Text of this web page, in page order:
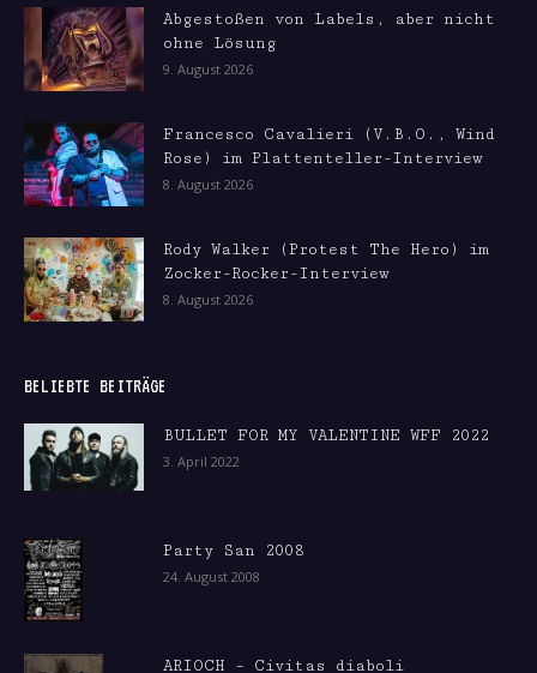
Abgestoßen von Labels, aber nicht
ohne Lösung
9. August 2026
Francesco Cavalieri (V.B.O., Wind
Rose) im Plattenteller-Interview
8. August 2026
Rody Walker (Protest The Hero) im
Zocker-Rocker-Interview
8. August 2026
BELIEBTE BEITRÄGE
BULLET FOR MY VALENTINE WFF 2022
3. April 2022
Party San 2008
24. August 2008
ARIOCH – Civitas diaboli